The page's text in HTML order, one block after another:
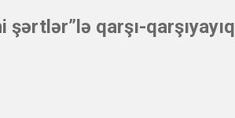
şərtlər”lə qarşı-qarşıyayıq